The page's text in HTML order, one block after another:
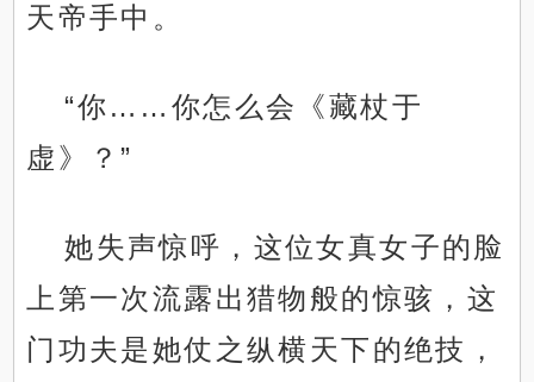
天帝手中。
“你……你怎么会《藏杖于
虚》？”
她失声惊呼，这位女真女子的脸
上第一次流露出猎物般的惊骇，这
门功夫是她仗之纵横天下的绝技，